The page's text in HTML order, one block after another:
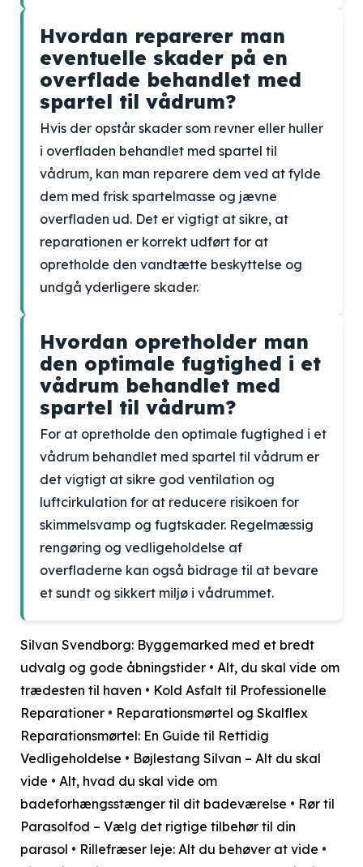
Hvordan reparerer man
eventuelle skader på en
overflade behandlet med
spartel til vådrum?
Hvis der opstår skader som revner eller huller
i overfladen behandlet med spartel til
vådrum, kan man reparere dem ved at fylde
dem med frisk spartelmasse og jævne
overfladen ud. Det er vigtigt at sikre, at
reparationen er korrekt udført for at
opretholde den vandtætte beskyttelse og
undgå yderligere skader.
Hvordan opretholder man
den optimale fugtighed i et
vådrum behandlet med
spartel til vådrum?
For at opretholde den optimale fugtighed i et
vådrum behandlet med spartel til vådrum er
det vigtigt at sikre god ventilation og
luftcirkulation for at reducere risikoen for
skimmelsvamp og fugtskader. Regelmæssig
rengøring og vedligeholdelse af
overfladerne kan også bidrage til at bevare
et sundt og sikkert miljø i vådrummet.
Silvan Svendborg: Byggemarked med et bredt
udvalg og gode åbningstider • Alt, du skal vide om
trædesten til haven • Kold Asfalt til Professionelle
Reparationer • Reparationsmørtel og Skalflex
Reparationsmørtel: En Guide til Rettidig
Vedligeholdelse • Bøjlestang Silvan – Alt du skal
vide • Alt, hvad du skal vide om
badeforhængsstænger til dit badeværelse • Rør til
Parasolfod – Vælg det rigtige tilbehør til din
parasol • Rillefræser leje: Alt du behøver at vide •